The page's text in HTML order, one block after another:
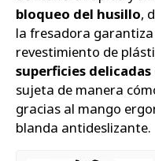
bloqueo del husillo,
la fresadora garantiza
revestimiento de
superficies delicadas
sujeta de manera
gracias al mango
blanda antideslizante.